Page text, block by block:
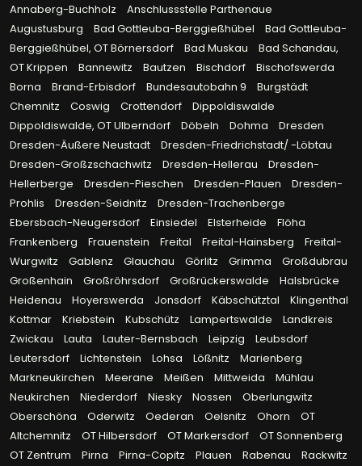
Annaberg-Buchholz
Anschlussstelle Parthenaue
Augustusburg
Bad Gottleuba-Berggießhübel
Bad Gottleuba-
Berggießhübel, OT Börnersdorf
Bad Muskau
Bad Schandau,
OT Krippen
Bannewitz Bautzen Bischdorf
Bischofswerda
Borna
Brand-Erbisdorf Bundesautobahn 9
Burgstädt
Chemnitz
Coswig Crottendorf
Dippoldiswalde
Dippoldiswalde, OT Ulberndorf
Döbeln Dohma
Dresden
Dresden-Äußere Neustadt
Dresden-Friedrichstadt/ -Löbtau
Dresden-Großzschachwitz
Dresden-Hellerau
Dresden-
Hellerberge
Dresden-Pieschen Dresden-Plauen
Dresden-
Prohlis
Dresden-Seidnitz
Dresden-Trachenberge
Ebersbach-Neugersdorf
Einsiedel Elsterheide
Flöha
Frankenberg
Frauenstein Freital Freital-Hainsberg
Freital-
Wurgwitz
Gablenz Glauchau Görlitz Grimma
Großdubrau
Großenhain
Großröhrsdorf Großrückerswalde
Halsbrücke
Heidenau
Hoyerswerda Jonsdorf Käbschütztal
Klingenthal
Kottmar
Kriebstein Kubschütz Lampertswalde
Landkreis
Zwickau
Lauta Lauter-Bernsbach Leipzig
Leubsdorf
Leutersdorf
Lichtenstein Lohsa Lößnitz
Marienberg
Markneukirchen
Meerane Meißen Mittweida
Mühlau
Neukirchen
Niederdorf Niesky Nossen
Oberlungwitz
Oberschöna
Oderwitz Oederan Oelsnitz Ohorn
OT
Altchemnitz
OT Hilbersdorf OT Markersdorf
OT Sonnenberg
OT Zentrum
Pirna Pirna-Copitz Plauen Rabenau
Rackwitz